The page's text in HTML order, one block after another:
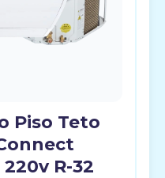
Piso Teto
R-32